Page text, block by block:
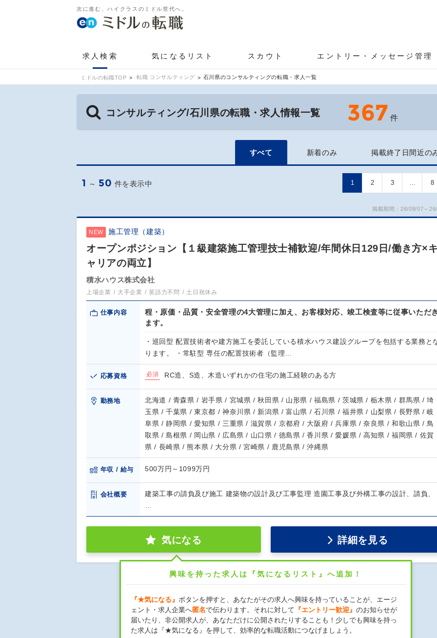
次に進む、ハイクラスのミドル世代へ。
求人検索 気になるリスト スカウト エントリー・メッセージ管理
ミドルの転職TOP 転職 コンサルティング 石川県のコンサルティングの転職・求人一覧
コンサルティング/石川県の転職・求人情報一覧 367 件
すべて 新着のみ 掲載終了日間近の
1 ～ 50 件を表示中 1 2 3 … 8
掲載期間：26/08/07～
NEW 施工管理（建築）
オープンポジション【１級建築施工管理技士補歓迎/年間休日129日/働き方×
ャリアの両立】
積水ハウス株式会社
上場企業 大手企業 英語力不問 土日祝休み
仕事内容
程・原価・品質・安全管理の4大管理に加え、お客様対応、竣工検査等に従事いただ
ます。
・巡回型 配置技術者や建方施工を委託している積水ハウス建設グループを包括する業務と
ります。 ・常駐型 専任の配置技術者（監理…
応募資格 必須 RC造、S造、木造いずれかの住宅の施工経験のある方
勤務地
北海道 / 青森県 / 岩手県 / 宮城県 / 秋田県 / 山形県 / 福島県 / 茨城県 / 栃木県 / 群馬県 / 埼
玉県 / 千葉県 / 東京都 / 神奈川県 / 新潟県 / 富山県 / 石川県 / 福井県 / 山梨県 / 長野県 / 岐
阜県 / 静岡県 / 愛知県 / 三重県 / 滋賀県 / 京都府 / 大阪府 / 兵庫県 / 奈良県 / 和歌山県 / 鳥
取県 / 島根県 / 岡山県 / 広島県 / 山口県 / 徳島県 / 香川県 / 愛媛県 / 高知県 / 福岡県 / 佐賀
県 / 長崎県 / 熊本県 / 大分県 / 宮崎県 / 鹿児島県 / 沖縄県
年収 / 給与 500万円～1099万円
会社概要
建築工事の請負及び施工 建築物の設計及び工事監理 造園工事及び外構工事の設計、請負、
気になる 詳細を見る
興味を持った求人は『気になるリスト』へ追加！
『★気になる』 ボタンを押すと、あなたがその求人へ興味を持っていることが、エージ
ェント・求人企業へ匿名で伝わります。それに対して 『エントリー歓迎』 のお知らせが
届いたり、非公開求人が、あなただけに公開されたりすることも！少しでも興味を持っ
た求人は『★気になる』を押して、効率的な転職活動につなげましょう。